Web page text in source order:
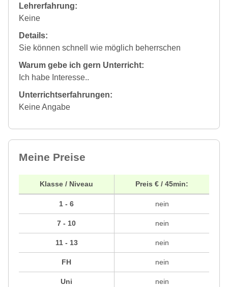
Lehrerfahrung:
Keine
Details:
Sie können schnell wie möglich beherrschen
Warum gebe ich gern Unterricht:
Ich habe Interesse..
Unterrichtserfahrungen:
Keine Angabe
Meine Preise
Klasse / Niveau
1 - 6
7 - 10
11 - 13
FH
Uni
Preis € / 45min:
nein
nein
nein
nein
nein